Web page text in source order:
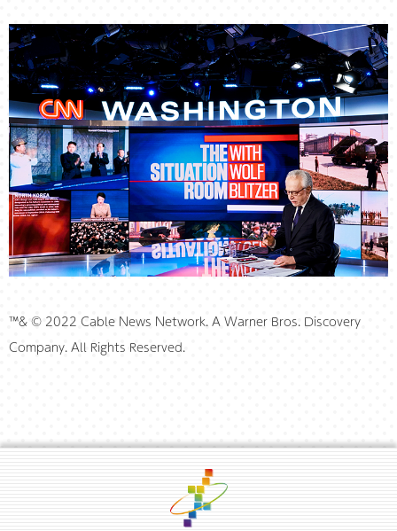
™& © 2022 Cable News Network. A Warner Bros. Discovery
Company. All Rights Reserved.